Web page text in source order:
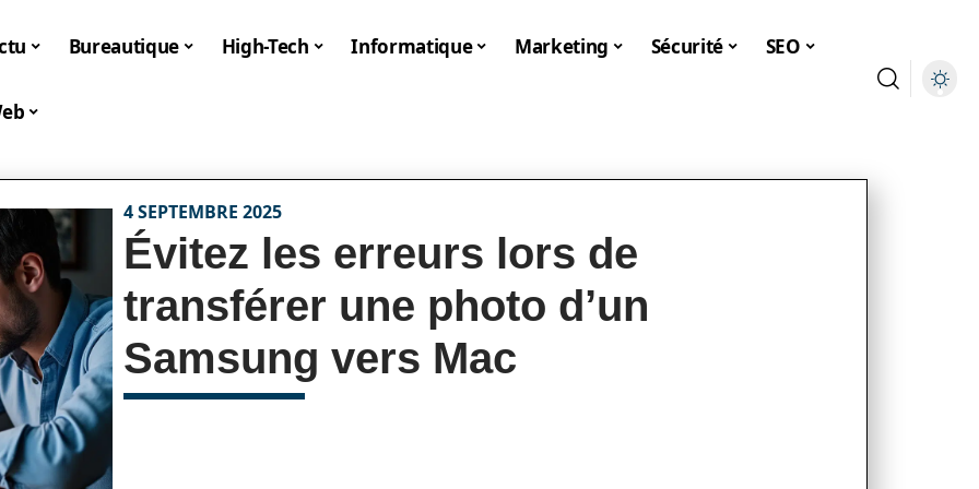
Bureautique High-Tech Informatique Marketing Sécurité SEO
4 SEPTEMBRE 2025
Évitez les erreurs lors de
transférer une photo d’un
Samsung vers Mac